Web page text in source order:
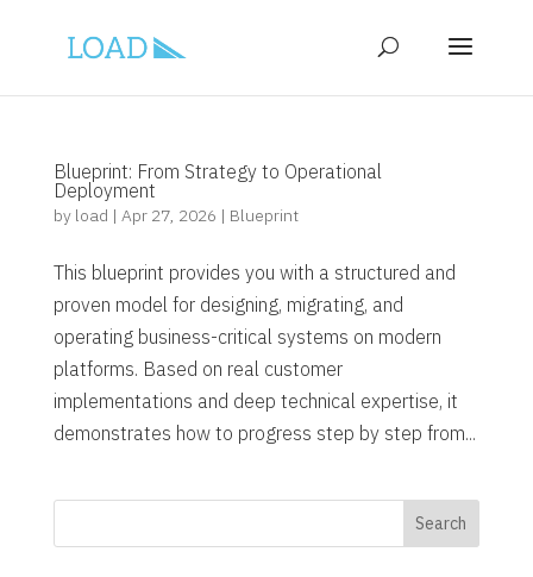
Blueprint: From Strategy to Operational
Deployment
by load | Apr 27, 2026 | Blueprint
This blueprint provides you with a structured and
proven model for designing, migrating, and
operating business-critical systems on modern
platforms. Based on real customer
implementations and deep technical expertise, it
demonstrates how to progress step by step from...
Search